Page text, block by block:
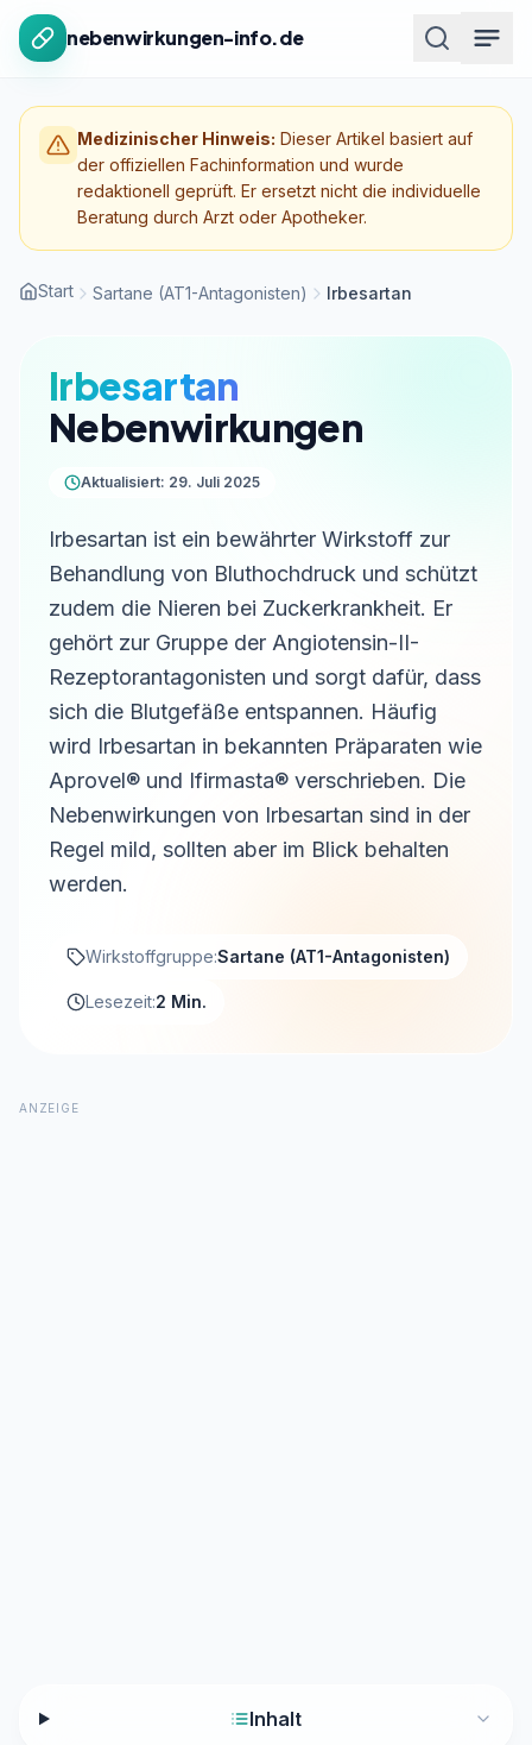
Zum Inhalt springen
nebenwirkungen-info.de
Medizinischer Hinweis: Dieser Artikel basiert auf
der offiziellen Fachinformation und wurde
redaktionell geprüft. Er ersetzt nicht die individuelle
Beratung durch Arzt oder Apotheker.
Start Sartane (AT1-Antagonisten) Irbesartan
Irbesartan
Nebenwirkungen
Aktualisiert: 29. Juli 2025
Irbesartan ist ein bewährter Wirkstoff zur
Behandlung von Bluthochdruck und schützt
zudem die Nieren bei Zuckerkrankheit. Er
gehört zur Gruppe der Angiotensin-II-
Rezeptorantagonisten und sorgt dafür, dass
sich die Blutgefäße entspannen. Häufig
wird Irbesartan in bekannten Präparaten wie
Aprovel® und Ifirmasta® verschrieben. Die
Nebenwirkungen von Irbesartan sind in der
Regel mild, sollten aber im Blick behalten
werden.
Wirkstoffgruppe:Sartane (AT1-Antagonisten)
Lesezeit:2 Min.
ANZEIGE
Inhalt